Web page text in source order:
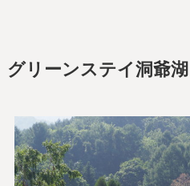
グリーンステイ洞爺湖